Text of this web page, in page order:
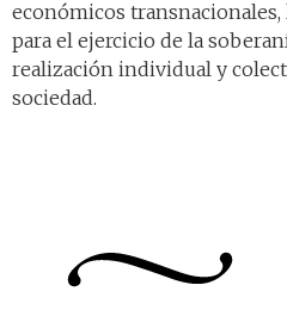
económicos
para el ejercicio de la
realización individual y
sociedad.